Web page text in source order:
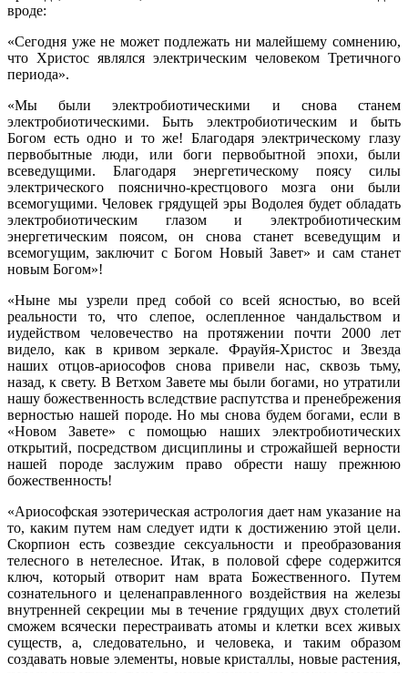
вроде:
«Сегодня уже не может подлежать ни малейшему сомнению,
что Христос являлся электрическим человеком Третичного
периода».
«Мы были электробиотическими и снова станем
электробиотическими. Быть электробиотическим и быть
Богом есть одно и то же! Благодаря электрическому глазу
первобытные люди, или боги первобытной эпохи, были
всеведущими. Благодаря энергетическому поясу силы
электрического пояснично-крестцового мозга они были
всемогущими. Человек грядущей эры Водолея будет обладать
электробиотическим глазом и электробиотическим
энергетическим поясом, он снова станет всеведущим и
всемогущим, заключит с Богом Новый Завет» и сам станет
новым Богом»!
«Ныне мы узрели пред собой со всей ясностью, во всей
реальности то, что слепое, ослепленное чандальством и
иудейством человечество на протяжении почти 2000 лет
видело, как в кривом зеркале. Фрауйя-Христос и Звезда
наших отцов-ариософов снова привели нас, сквозь тьму,
назад, к свету. В Ветхом Завете мы были богами, но утратили
нашу божественность вследствие распутства и пренебрежения
верностью нашей породе. Но мы снова будем богами, если в
«Новом Завете» с помощью наших электробиотических
открытий, посредством дисциплины и строжайшей верности
нашей породе заслужим право обрести нашу прежнюю
божественность!
«Ариософская эзотерическая астрология дает нам указание на
то, каким путем нам следует идти к достижению этой цели.
Скорпион есть созвездие сексуальности и преобразования
телесного в нетелесное. Итак, в половой сфере содержится
ключ, который отворит нам врата Божественного. Путем
сознательного и целенаправленного воздействия на железы
внутренней секреции мы в течение грядущих двух столетий
сможем всячески перестраивать атомы и клетки всех живых
существ, а, следовательно, и человека, и таким образом
создавать новые элементы, новые кристаллы, новые растения,